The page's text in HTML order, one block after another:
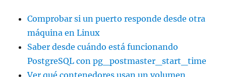
Comprobar si un puerto responde desde otra
máquina en Linux
Saber desde cuándo está funcionando
PostgreSQL con pg_postmaster_start_time